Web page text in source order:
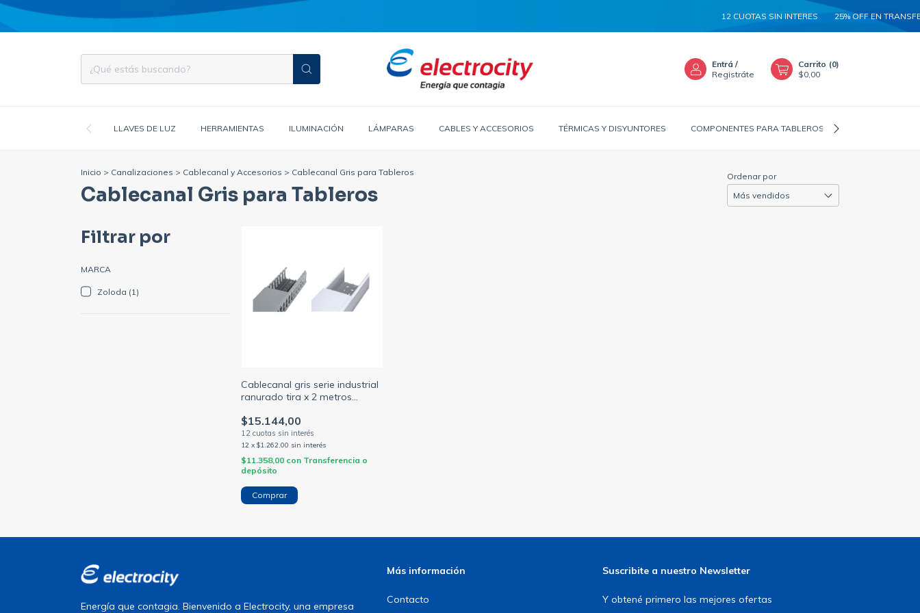
12 CUOTAS SIN INTERES 25% OFF EN
Entrá /
Registráte
Carrito (0)
$0,00
LLAVES DE LUZ HERRAMIENTAS ILUMINACIÓN LÁMPARAS CABLES Y ACCESORIOS TÉRMICAS Y DISYUNTORES COMPONENTES PARA TABLEROS
Inicio > Canalizaciones > Cablecanal y Accesorios > Cablecanal Gris para Tableros
Cablecanal Gris para Tableros
Ordenar por
Filtrar por
MARCA
Zoloda (1)
Cablecanal gris serie industrial
ranurado tira x 2 metros
$15.144,00
12 x$1.262,00 sin interés
$11.358,00 con Transferencia o
depósito
Comprar
Energía que contagia. Bienvenido a Electrocity, una empresa
Más información
Contacto
Suscribite a nuestro Newsletter
Y obtené primero las mejores ofertas